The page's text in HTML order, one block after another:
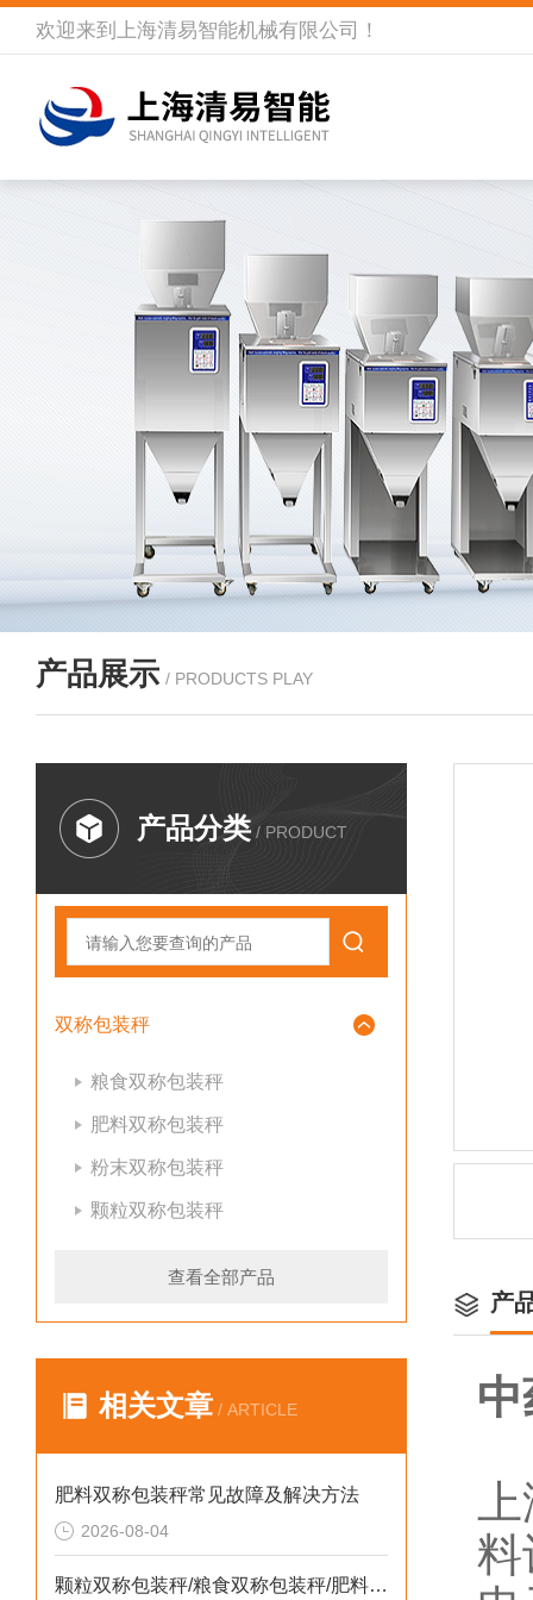
欢迎来到 上海清易智能机械有限公司 ！
产品展示 / PRODUCTS PLAY
产品分类 / PRODUCT
双称包装秤
粮食双称包装秤
肥料双称包装秤
粉末双称包装秤
颗粒双称包装秤
查看全部产品
相关文章 / ARTICLE
肥料双称包装秤常见故障及解决方法
2026-08-04
颗粒双称包装秤/粮食双称包装秤/肥料双称包装秤定制
产
料